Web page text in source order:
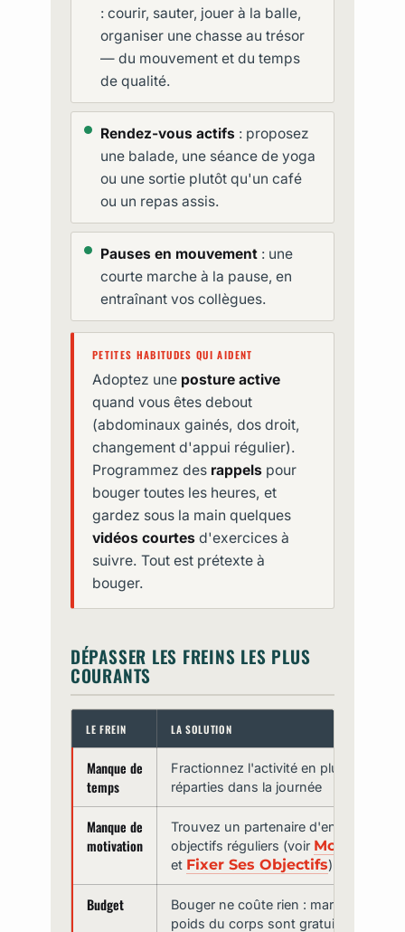
: courir, sauter, jouer à la balle,
organiser une chasse au trésor
— du mouvement et du temps
de qualité.
Rendez-vous actifs : proposez
une balade, une séance de yoga
ou une sortie plutôt qu'un café
ou un repas assis.
Pauses en mouvement: une
courte marche à la pause, en
entraînant vos collègues.
PETITES HABITUDES QUI AIDENT
Adoptez une posture active
quand vous êtes debout
(abdominaux gainés, dos droit,
changement d'appui régulier).
Programmez des rappelspour
bouger toutes les heures, et
gardez sous la main quelques
vidéos courtesd'exercices à
suivre. Tout est prétexte à
bouger.
DÉPASSER LES FREINS LES PLUS
COURANTS
LE FREIN LA SOLUTION
Manque de
temps
Fractionnez l'activité en plusieurs
réparties dans la journée
Manque de
motivation
Trouvez un partenaire
objectifs réguliers (voir Motivation
et Fixer Ses Objectifs)
Budget
Bouger ne coûte rien : marche,
poids du corps sont gratuits